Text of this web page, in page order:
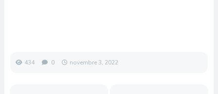
434 0 novembre 3, 2022